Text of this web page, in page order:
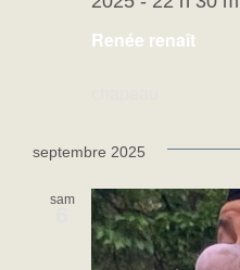
Renée renaît
septembre 2025
sam